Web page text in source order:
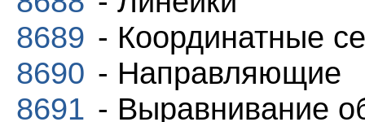
8689 - Координатные
8690 - Направляющие
8691 - Выравнивание